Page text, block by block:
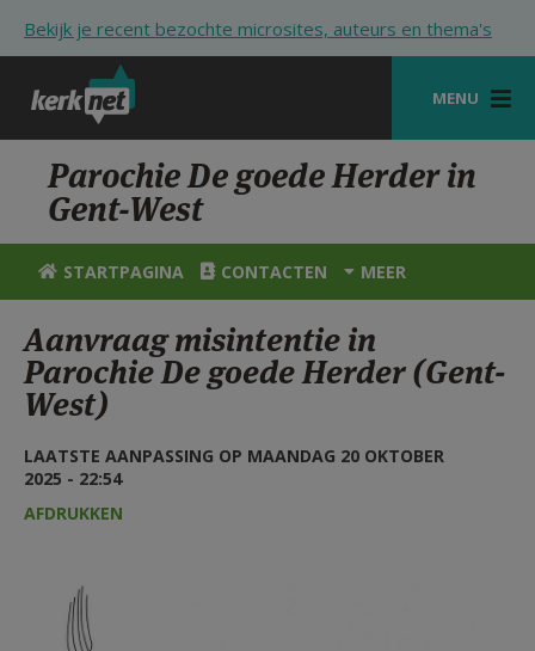
Bekijk je recent bezochte microsites, auteurs en thema's
MENU
STARTPAGINA
KERK
VIERINGEN
ZOEKEN
HULP
STARTPAGINA PORTAAL
MIJN PAROCHIE
Parochie De goede Herder in
Gent-West
STARTPAGINA CONTACTEN MEER
Aanvraag misintentie in
Parochie De goede Herder (Gent-
West)
LAATSTE AANPASSING OP MAANDAG 20 OKTOBER
2025 - 22:54
AFDRUKKEN